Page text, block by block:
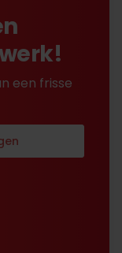
een frisse